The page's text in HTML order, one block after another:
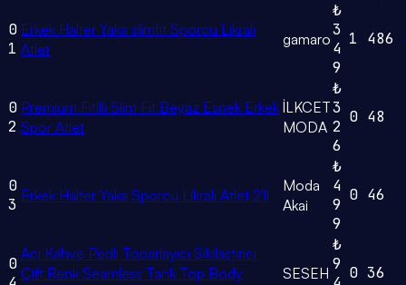
0
1
Erkek Halter Yaka slimfit Sporcu Likralı
Atlet
gamaro
₺
3
4
9
1 486
0
2
Premium Fitilli Slim Fit Beyaz Esnek Erkek
Spor Atlet
İLKCET
MODA
₺
3
2
6
0 48
0
3 Erkek Halter Yaka Sporcu Likralı Atlet 2'li
Moda
Akai
₺
4
9
9
0 46
0
Acı Kahve Pedli Toparlayıcı Sıkılaştırıcı
Çift Renk Seamless Tank Top Body
SESEH
₺
9 0 36